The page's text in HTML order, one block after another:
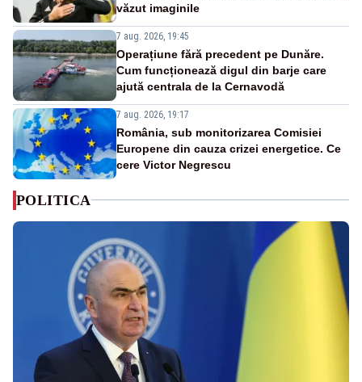
văzut imaginile
7 aug. 2026, 19:45
Operațiune fără precedent pe Dunăre.
Cum funcționează digul din barje care
ajută centrala de la Cernavodă
7 aug. 2026, 19:17
România, sub monitorizarea Comisiei
Europene din cauza crizei energetice. Ce
cere Victor Negrescu
POLITICA